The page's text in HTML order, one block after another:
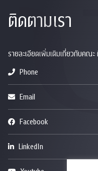
ติดตามเรา
รายละเอียดเพิ่มเติมเกี่ยวกับคณ
Phone
Email
Facebook
LinkedIn